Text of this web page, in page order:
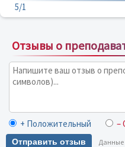
5/1
Отзывы о
+ Положительный –
Отправить отзыв
Данные